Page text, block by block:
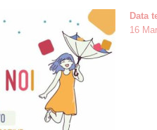
Data
16